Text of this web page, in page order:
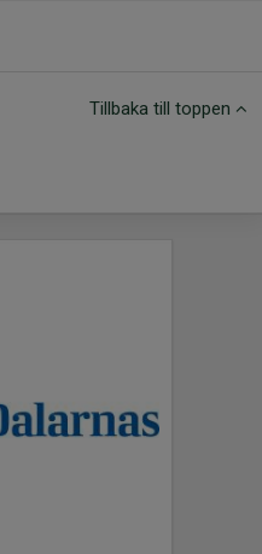
Tillbaka till toppen